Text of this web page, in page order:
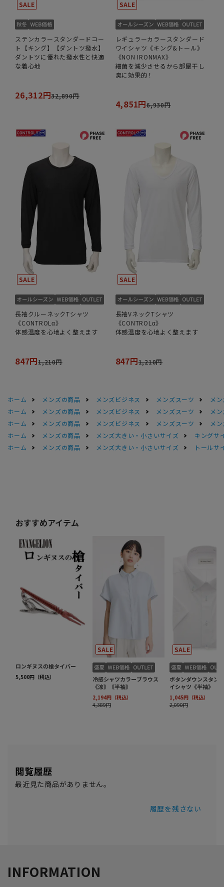
ステンカラースタンダードコー
ト【キング】【ダントツ撥水】
ダントツに優れた撥水性と快適
な着心地
26,312円32,890円
レギュラーカラースタンダード
ワイシャツ《キング&トール》
《NON IRONMAX》
細菌を減少させるから部屋干し
臭に効果的！
4,851円6,930円
長袖クルーネックTシャツ
《CONTROLα》
体感温度を心地よく整えます
847円1,210円
長袖VネックTシャツ
《CONTROLα》
体感温度を心地よく整えます
847円1,210円
ホーム メンズの商品 メンズビジネス メンズスーツ
メ
ホーム
メンズの商品 メンズビジネス メンズスーツ
メ
ホーム
メンズの商品 メンズビジネス メンズスーツ
メ
ホーム
メンズの商品 メンズ大きい・小さいサイズ
キングサ
ホーム
メンズの商品 メンズ大きい・小さいサイズ トールサ
閲覧履歴
最近見た商品がありません。
履歴を残さない
INFORMATION